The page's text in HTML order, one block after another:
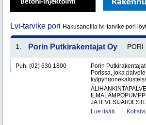
Lvi-tarvike pori Hakusanoilla lvi-tarvike pori
1. Porin Putkirakentajat Oy PORI
Puh. (02) 630 1800
Porin
Porissa, joka
Lue lisää..